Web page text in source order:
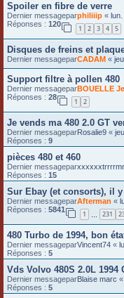
Spoiler en fibre de verre
Dernier messageparphiliiip «
Réponses : 120
1 2 3 4 5
Disques de freins et
Dernier messageparCADAM «
Support filtre à pollen 480
Dernier messageparBOUELLE
Réponses : 28
1 2
Je vends ma 480 2.0 GT
Dernier messageparRosalie9 «
Réponses : 9
pièces 480 et 460
Dernier messagepar
Réponses : 15
Sur Ebay (et consorts), il
Dernier messageparAfterman «
Réponses : 5841
1 … 231
480 Turbo de 1994, bon
Dernier messageparVincent74 «
Réponses : 5
Vds Volvo 480S 2.0L 1994
Dernier messageparBlaise marc «
Réponses : 5